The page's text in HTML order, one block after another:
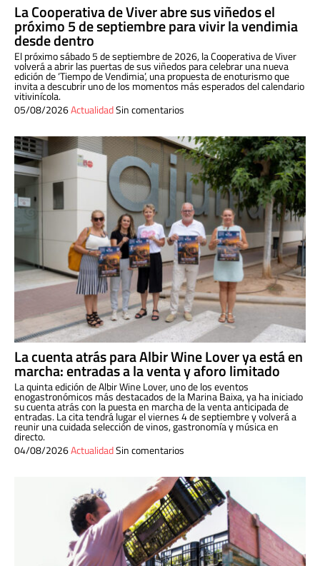
La Cooperativa de Viver abre sus viñedos el
próximo 5 de septiembre para vivir la vendimia
desde dentro
El próximo sábado 5 de septiembre de 2026, la Cooperativa de Viver
volverá a abrir las puertas de sus viñedos para celebrar una nueva
edición de ‘Tiempo de Vendimia’, una propuesta de enoturismo que
invita a descubrir uno de los momentos más esperados del calendario
vitivinícola.
05/08/2026ActualidadSin comentarios
La cuenta atrás para Albir Wine Lover ya está en
marcha: entradas a la venta y aforo limitado
La quinta edición de Albir Wine Lover, uno de los eventos
enogastronómicos más destacados de la Marina Baixa, ya ha iniciado
su cuenta atrás con la puesta en marcha de la venta anticipada de
entradas. La cita tendrá lugar el viernes 4 de septiembre y volverá a
reunir una cuidada selección de vinos, gastronomía y música en
directo.
04/08/2026ActualidadSin comentarios